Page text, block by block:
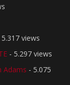
5.317 views
- 5.297 views
Adams - 5.075